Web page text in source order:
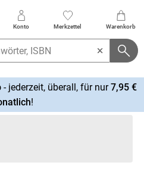
Konto Merkzettel Warenkorb
- jederzeit, überall, für nur7,95 €
!